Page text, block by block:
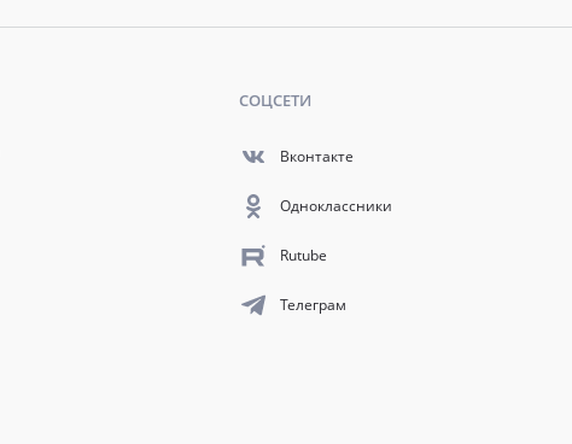
СОЦСЕТИ
Вконтакте
Одноклассники
Rutube
Телеграм